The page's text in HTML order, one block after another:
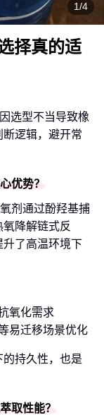
1/4
择真的适
选型不当导致橡
逻辑，避开常
优势？
剂通过酚羟基捕
降解链式反
升了高温环境下
氧化需求
易迁移场景优化
持久性，也是
取性能？